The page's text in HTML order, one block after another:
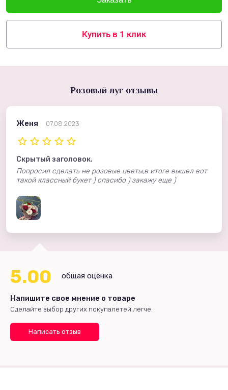
Купить в 1 клик
Розовый луг отзывы
Женя 07.08.2023
Скрытый заголовок.
Попросил сделать не розовые цветы,в итоге вышел вот
такой классный букет ) спасибо ) закажу еще )
Напишите свое мнение о товаре
Сделайте выбор других покупалетей легче.
Написать отзыв
5.00 общая оценка